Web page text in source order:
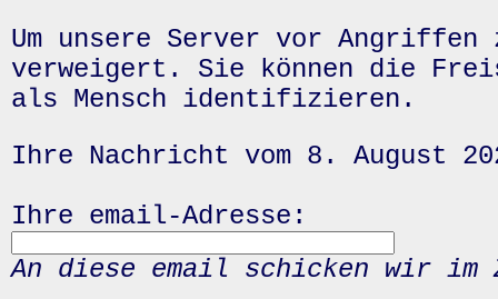
Um unsere Server vor
verweigert. Sie können die
als Mensch identifizieren.
Ihre Nachricht vom 8. August
Ihre email-Adresse:
An diese email schicken wir